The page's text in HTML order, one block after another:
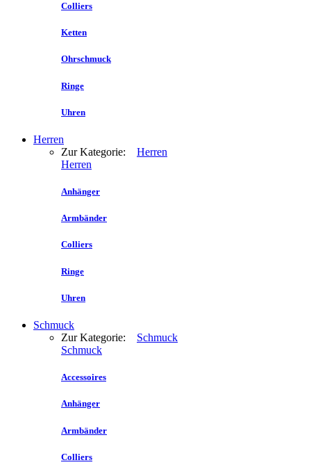
Colliers
Ketten
Ohrschmuck
Ringe
Uhren
Herren
Zur Kategorie: Herren
Herren
Anhänger
Armbänder
Colliers
Ringe
Uhren
Schmuck
Zur Kategorie: Schmuck
Schmuck
Accessoires
Anhänger
Armbänder
Colliers